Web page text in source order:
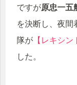
ですが原忠一五
を決断し、夜間
隊が 【レキシン
した。